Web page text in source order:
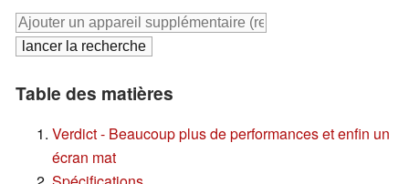
Table des matières
Verdict - Beaucoup plus de performances et enfin un
écran mat